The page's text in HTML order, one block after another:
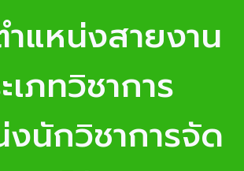
แหน่งสายงาน
เภทวิชาการ
นักวิชาการจัด